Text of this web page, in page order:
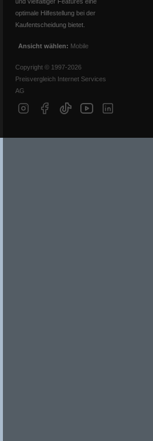
optimale Hilfestellung bei der
Kaufentscheidung bietet.
Ansicht wählen: Mobile
Copyright © 1997-2026
Preisvergleich Internet Services
AG